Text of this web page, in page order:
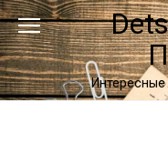
Перейти
к
контенту